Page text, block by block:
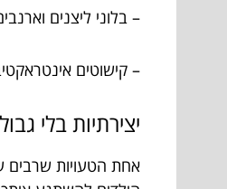
– בלוני ליצנים
– קישוטים
יצירתיות בלי
אחת הטעויות שרבים